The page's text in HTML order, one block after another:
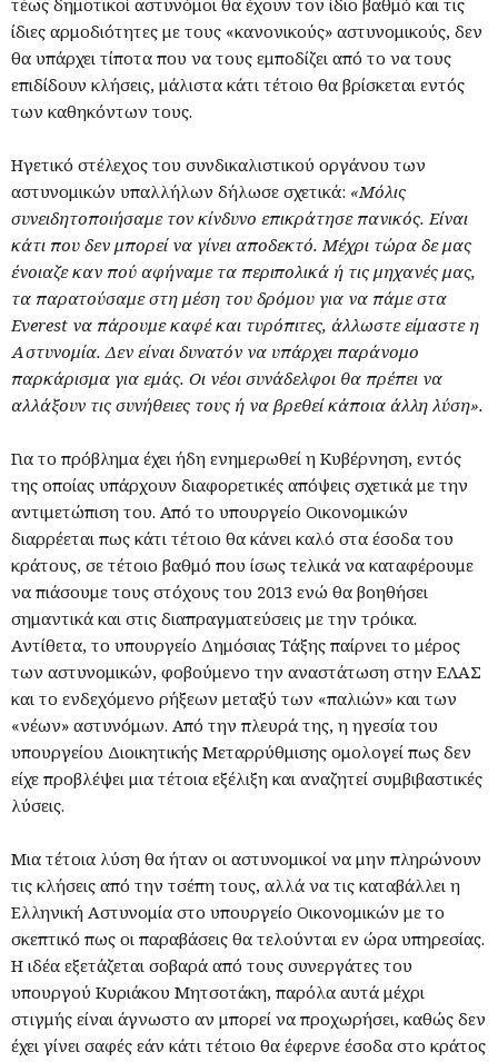
ίδιες αρμοδιότητες με τους «κανονικούς» αστυνομικούς, δεν
θα υπάρχει τίποτα που να τους εμποδίζει από το να τους
επιδίδουν κλήσεις, μάλιστα κάτι τέτοιο θα βρίσκεται εντός
των καθηκόντων τους.
Ηγετικό στέλεχος του συνδικαλιστικού οργάνου των
αστυνομικών υπαλλήλων δήλωσε σχετικά: «Μόλις
συνειδητοποιήσαμε τον κίνδυνο επικράτησε πανικός. Είναι
κάτι που δεν μπορεί να γίνει αποδεκτό. Μέχρι τώρα δε μας
ένοιαζε καν πού αφήναμε τα περιπολικά ή τις μηχανές μας,
τα παρατούσαμε στη μέση του δρόμου για να πάμε στα
Everest να πάρουμε καφέ και τυρόπιτες, άλλωστε είμαστε η
Αστυνομία. Δεν είναι δυνατόν να υπάρχει παράνομο
παρκάρισμα για εμάς. Οι νέοι συνάδελφοι θα πρέπει να
αλλάξουν τις συνήθειες τους ή να βρεθεί κάποια άλλη λύση».
Για το πρόβλημα έχει ήδη ενημερωθεί η Κυβέρνηση, εντός
της οποίας υπάρχουν διαφορετικές απόψεις σχετικά με την
αντιμετώπιση του. Από το υπουργείο Οικονομικών
διαρρέεται πως κάτι τέτοιο θα κάνει καλό στα έσοδα του
κράτους, σε τέτοιο βαθμό που ίσως τελικά να καταφέρουμε
να πιάσουμε τους στόχους του 2013 ενώ θα βοηθήσει
σημαντικά και στις διαπραγματεύσεις με την τρόικα.
Αντίθετα, το υπουργείο Δημόσιας Τάξης παίρνει το μέρος
των αστυνομικών, φοβούμενο την αναστάτωση στην ΕΛΑΣ
και το ενδεχόμενο ρήξεων μεταξύ των «παλιών» και των
«νέων» αστυνόμων. Από την πλευρά της, η ηγεσία του
υπουργείου Διοικητικής Μεταρρύθμισης ομολογεί πως δεν
είχε προβλέψει μια τέτοια εξέλιξη και αναζητεί συμβιβαστικές
λύσεις.
Μια τέτοια λύση θα ήταν οι αστυνομικοί να μην πληρώνουν
τις κλήσεις από την τσέπη τους, αλλά να τις καταβάλλει η
Ελληνική Αστυνομία στο υπουργείο Οικονομικών με το
σκεπτικό πως οι παραβάσεις θα τελούνται εν ώρα υπηρεσίας.
Η ιδέα εξετάζεται σοβαρά από τους συνεργάτες του
υπουργού Κυριάκου Μητσοτάκη, παρόλα αυτά μέχρι
στιγμής είναι άγνωστο αν μπορεί να προχωρήσει, καθώς δεν
έχει γίνει σαφές εάν κάτι τέτοιο θα έφερνε έσοδα στο κράτος